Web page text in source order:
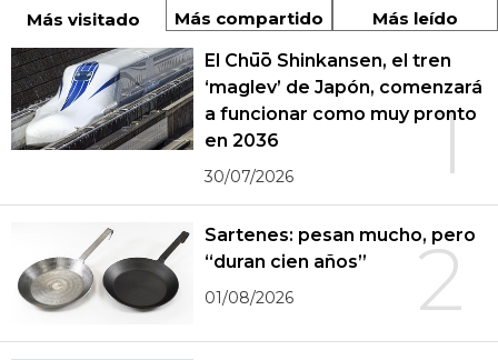
Más visitado Más compartido Más leído
1
El Chūō Shinkansen, el tren
‘maglev’ de Japón, comenzará
a funcionar como muy pronto
en 2036
30/07/2026
2
Sartenes: pesan mucho, pero
“duran cien años”
01/08/2026